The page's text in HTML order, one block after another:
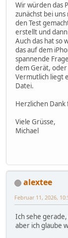
Wir würden das
zunächst bei
den Test
erstellt und
Auch das hat so
das auf dem
spannende
dem Gerät,
Vermutlich liegt
Datei.
Herzlichen
Viele Grüsse,
Michael
alextee
Februar 11, 2026,
Ich sehe
aber ich glaube